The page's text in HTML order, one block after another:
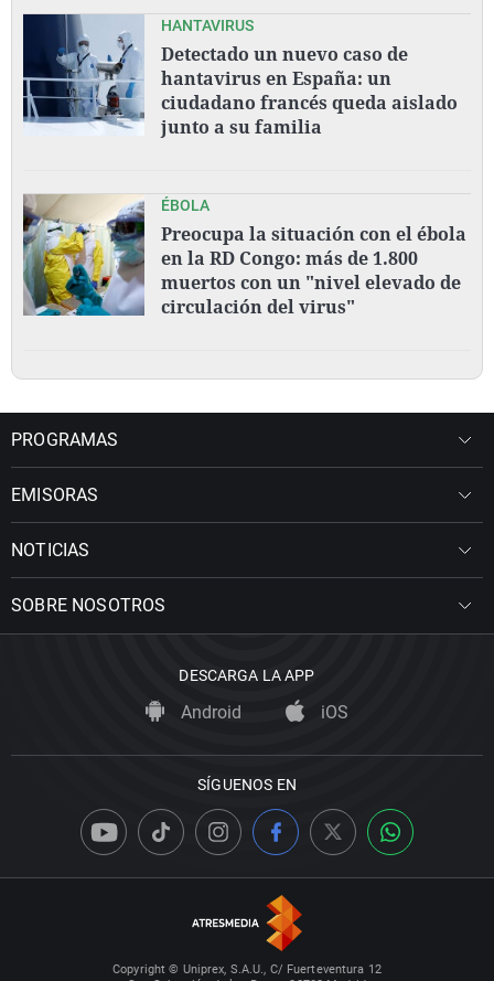
HANTAVIRUS
Detectado un nuevo caso de
hantavirus en España: un
ciudadano francés queda aislado
junto a su familia
ÉBOLA
Preocupa la situación con el ébola
en la RD Congo: más de 1.800
muertos con un "nivel elevado de
circulación del virus"
PROGRAMAS
EMISORAS
NOTICIAS
SOBRE NOSOTROS
DESCARGA LA APP
Android iOS
SÍGUENOS EN
Copyright © Uniprex, S.A.U., C/ Fuerteventura 12